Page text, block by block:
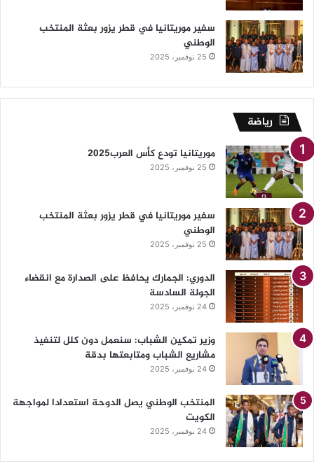
سفير موريتانيا في قطر يزور بعثة المنتخب
الوطني
25 نوفمبر، 2025
رياضة
موريتانيا تودع كأس العرب2025
25 نوفمبر، 2025
سفير موريتانيا في قطر يزور بعثة المنتخب
الوطني
25 نوفمبر، 2025
الدوري: الجمارك يحافظ على الصدارة مع انقضاء
الجولة السادسة
24 نوفمبر، 2025
وزير تمكين الشباب: سنعمل دون كلل لتنفيذ
مشاريع الشباب ومتابعتها بدقة
24 نوفمبر، 2025
المنتخب الوطني يصل الدوحة استعدادا لمواجهة
الكويت
24 نوفمبر، 2025